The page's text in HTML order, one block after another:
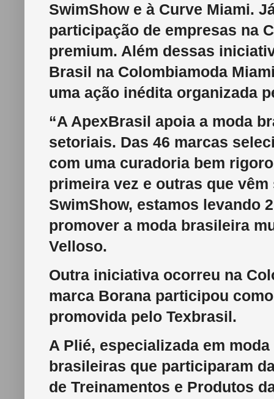
SwimShow e à Curve Miami.
participação de empresas na
premium. Além dessas
Brasil na Colombiamoda
uma ação inédita organizada
“A ApexBrasil apoia a moda
setoriais. Das 46 marcas
com uma curadoria bem
primeira vez e outras que
SwimShow, estamos levando
promover a moda brasileira
Velloso.
Outra iniciativa ocorreu na
marca Borana participou
promovida pelo Texbrasil.
A Plié, especializada em
brasileiras que participaram
de Treinamentos e Produtos